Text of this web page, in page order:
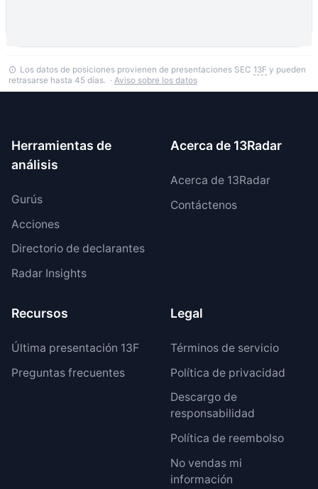
Los datos de posiciones provienen de presentaciones SEC 13F y pueden
retrasarse hasta 45 días. · Aviso sobre los datos
Herramientas de
análisis
Gurús
Acciones
Directorio de declarantes
Radar Insights
Acerca de 13Radar
Acerca de 13Radar
Contáctenos
Recursos
Última presentación 13F
Preguntas frecuentes
Legal
Términos de servicio
Política de privacidad
Descargo de
responsabilidad
Política de reembolso
No vendas mi
información